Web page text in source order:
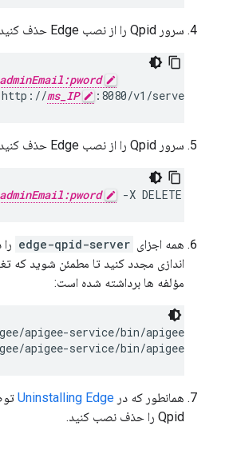
سرور Qpid را از نصب Edge حذف کنید:
adminEmail:pword
ms_IP :8080/v1/servers -d
سرور Qpid را از نصب Edge حذف کنید:
adminEmail:pword -X DELETE
همه اجزای edge-qpid-server
اندازی مجدد کنید تا مطمئن شوید که
مؤلفه ها برداشته شده است:
apigee-service/bin/apigee-
apigee-service/bin/apigee-
همانطور که در Uninstalling Edge
Qpid را حذف نصب کنید.